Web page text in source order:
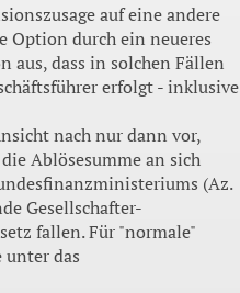
auf eine andere
Option durch ein neueres
aus, dass in solchen Fällen
erfolgt - inklusive
nach nur dann vor,
Ablösesumme an sich
(Az.
Gesellschafter-
fallen. Für "normale"
unter das